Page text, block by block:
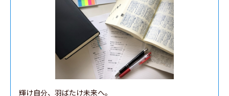
輝け自分、羽ばたけ未来へ。